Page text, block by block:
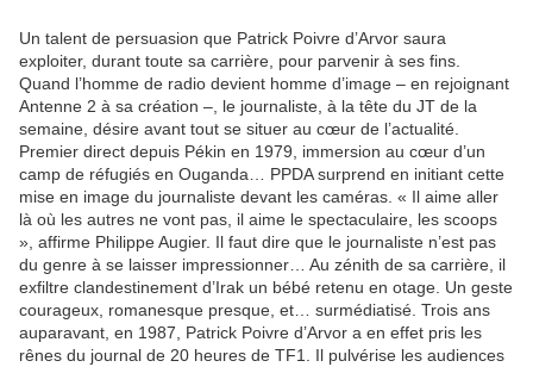
Un talent de persuasion que Patrick Poivre d’Arvor saura
exploiter, durant toute sa carrière, pour parvenir à ses fins.
Quand l’homme de radio devient homme d’image – en rejoignant
Antenne 2 à sa création –, le journaliste, à la tête du JT de la
semaine, désire avant tout se situer au cœur de l’actualité.
Premier direct depuis Pékin en 1979, immersion au cœur d’un
camp de réfugiés en Ouganda… PPDA surprend en initiant cette
mise en image du journaliste devant les caméras. « Il aime aller
là où les autres ne vont pas, il aime le spectaculaire, les scoops
», affirme Philippe Augier. Il faut dire que le journaliste n’est pas
du genre à se laisser impressionner… Au zénith de sa carrière, il
exfiltre clandestinement d’Irak un bébé retenu en otage. Un geste
courageux, romanesque presque, et… surmédiatisé. Trois ans
auparavant, en 1987, Patrick Poivre d’Arvor a en effet pris les
rênes du journal de 20 heures de TF1. Il pulvérise les audiences